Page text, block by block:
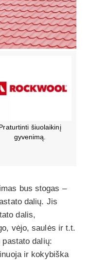
šiuolaikinį
gyvenimą.
bus stogas –
dalių. Jis
dalis,
vėjo, saulės ir t.t.
dalių:
ir kokybiška